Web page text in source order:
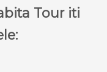
Tour iti